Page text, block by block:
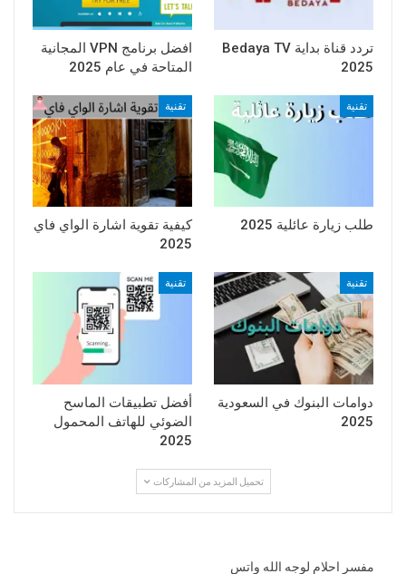
تردد قناة بداية Bedaya TV
2025
افضل برنامج VPN المجانية
المتاحة في عام 2025
تقنية
طلب زيارة عائلية 2025
تقنية
كيفية تقوية اشارة الواي فاي
2025
تقنية
دوامات البنوك في السعودية
2025
تقنية
أفضل تطبيقات الماسح
الضوئي للهاتف المحمول
2025
تحميل المزيد من المشاركات
مفسر احلام لوجه الله واتس